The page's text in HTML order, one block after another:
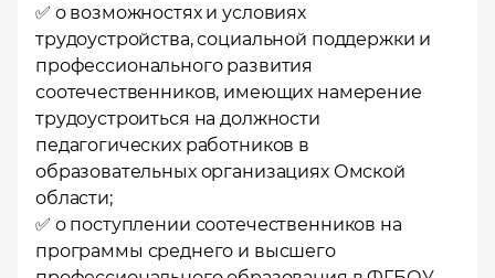
✅ о возможностях и условиях
трудоустройства, социальной поддержки и
профессионального развития
соотечественников, имеющих намерение
трудоустроиться на должности
педагогических работников в
образовательных организациях Омской
области;
✅ о поступлении соотечественников на
программы среднего и высшего